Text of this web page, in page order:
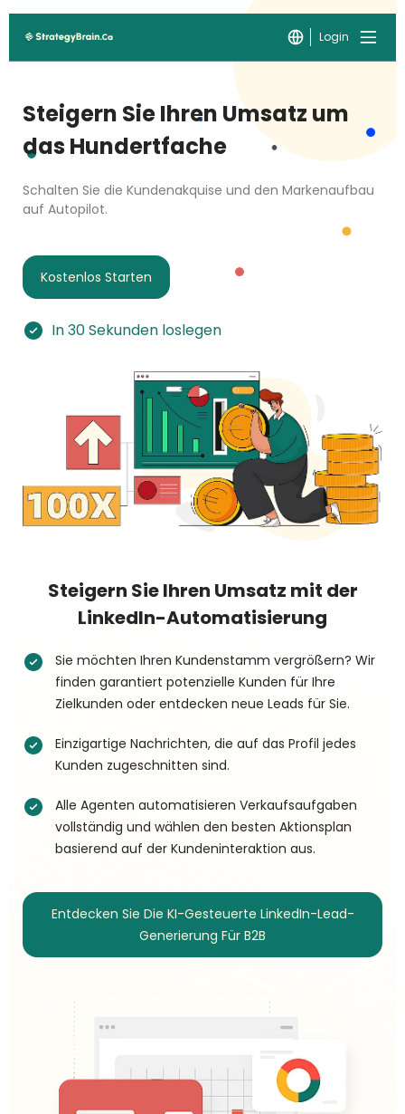
Login
Steigern Sie Ihren Umsatz um
das Hundertfache
Schalten Sie die Kundenakquise und den Markenaufbau
auf Autopilot.
Kostenlos Starten
In 30 Sekunden loslegen
Steigern Sie Ihren Umsatz mit der
LinkedIn-Automatisierung
Sie möchten Ihren Kundenstamm vergrößern? Wir
finden garantiert potenzielle Kunden für Ihre
Zielkunden oder entdecken neue Leads für Sie.
Einzigartige Nachrichten, die auf das Profil jedes
Kunden zugeschnitten sind.
Alle Agenten automatisieren Verkaufsaufgaben
vollständig und wählen den besten Aktionsplan
basierend auf der Kundeninteraktion aus.
Entdecken Sie Die KI-Gesteuerte LinkedIn-Lead-
Generierung Für B2B